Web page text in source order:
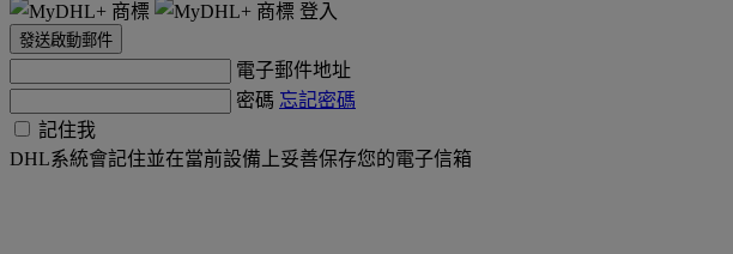
登入
發送啟動郵件
電子郵件地址
密碼 忘記密碼
記住我
DHL系統會記住並在當前設備上妥善保存您的電子信箱